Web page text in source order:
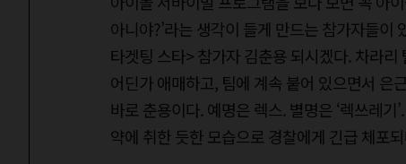
아니야?’라는 생각이 들게 만드는 참가자들
타겟팅 스타> 참가자 김춘용 되시겠다. 차라
어딘가 애매하고, 팀에 계속 붙어 있으면서 은
바로 춘용이다. 예명은 렉스. 별명은 ‘렉쓰레
약에 취한 듯한 모습으로 경찰에게 긴급 체포